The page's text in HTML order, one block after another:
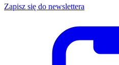
Zapisz się do newslettera